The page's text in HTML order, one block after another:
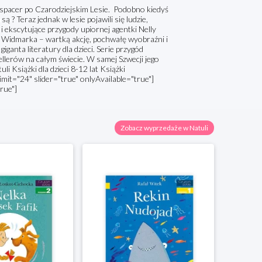
po Czarodziejskim Lesie. Podobno kiedyś
? Teraz jednak w lesie pojawili się ludzie,
przygody upiornej agentki Nelly
– wartką akcję, pochwałę wyobraźni i
literatury dla dzieci. Serie przygód
na całym świecie. W samej Szwecji jego
Książki dla dzieci 8-12 lat Książki
slider="true" onlyAvailable="true"]
Zobacz wyprzedaże w Natuli